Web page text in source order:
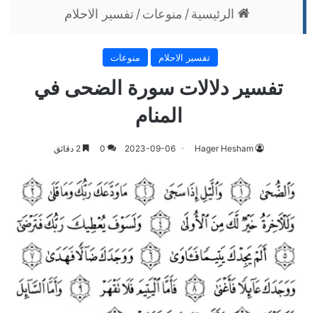
الرئيسية / منوعات / تفسير الاحلام
تفسير الاحلام منوعات
تفسير دلالات سورة الضحى في
المنام
Hager Hesham
2023-09-06
0 2 دقائق